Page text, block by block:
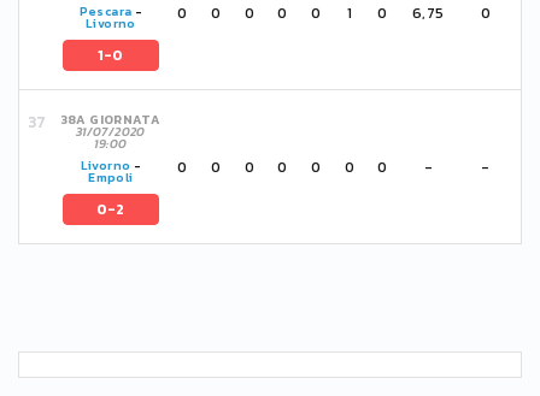
Pescara -
Livorno
1-0
0 0 0 0 0 1 0 6,75 0
38A GIORNATA
31/07/2020
19:00
Livorno -
Empoli
0-2
0 0 0 0 0 0 0 - -